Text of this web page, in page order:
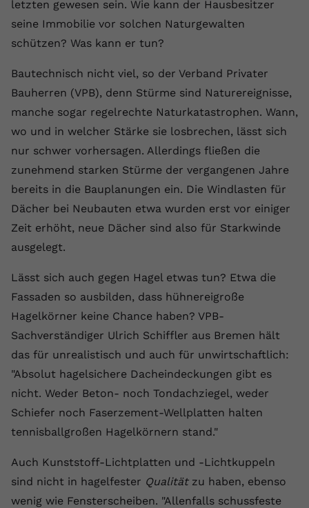
letzten gewesen sein. Wie kann der Hausbesitzer
seine Immobilie vor solchen Naturgewalten
schützen? Was kann er tun?
Bautechnisch nicht viel, so der Verband Privater
Bauherren (VPB), denn Stürme sind Naturereignisse,
manche sogar regelrechte Naturkatastrophen. Wann,
wo und in welcher Stärke sie losbrechen, lässt sich
nur schwer vorhersagen. Allerdings fließen die
zunehmend starken Stürme der vergangenen Jahre
bereits in die Bauplanungen ein. Die Windlasten für
Dächer bei Neubauten etwa wurden erst vor einiger
Zeit erhöht, neue Dächer sind also für Starkwinde
ausgelegt.
Lässt sich auch gegen Hagel etwas tun? Etwa die
Fassaden so ausbilden, dass hühnereigroße
Hagelkörner keine Chance haben? VPB-
Sachverständiger Ulrich Schiffler aus Bremen hält
das für unrealistisch und auch für unwirtschaftlich:
"Absolut hagelsichere Dacheindeckungen gibt es
nicht. Weder Beton- noch Tondachziegel, weder
Schiefer noch Faserzement-Wellplatten halten
tennisballgroßen Hagelkörnern stand."
Auch Kunststoff-Lichtplatten und -Lichtkuppeln
sind nicht in hagelfester Qualitätzu haben, ebenso
wenig wie Fensterscheiben. "Allenfalls schussfeste
Laufzeit 1 Jahr
Zweck
Dieser Wert speichert Ihre Consent-
Einstellungen. Unter anderem eine
historische Speicherung Ihrer
vorgenommen Einstellungen, falls der
Webseiten-Betreiber dies eingestellt
Name fe_typo_user
VPB.de
Laufzeit Session
Zweck
Speicherung von
Benutzereinstellungen zu ermöglichen.
Zweck
wiederzuerkennen und statistische
Informationen zur Nutzung der
Website zu erfassen.
Name _gcl au
Zweck
Wird von Google Ads für das
Conversion-Tracking verwendet, um
Cookie-Informationen anzeigen
Externe Inhalte
um Ihnen zusätzliche Informationen anzubieten.
Anbieter vimeo.com
Zweck
Vimeo installiert dieses Cookie, um
Tracking-Informationen zu sammeln,
indem es eine eindeutige ID zum
Name CONSENT
Anbieter
Laufzeit 2 Jahre
Zweck
eingebettete YouTube-Videos und
registriert anonyme statistische Daten.
Name yt-remote-device-id
Youtube.com